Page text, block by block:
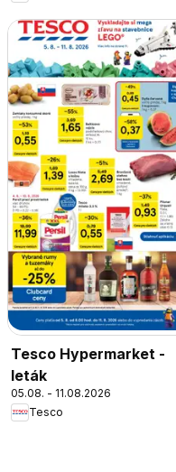
Tesco Hypermarket -
leták
05.08. - 11.08.2026
Tesco